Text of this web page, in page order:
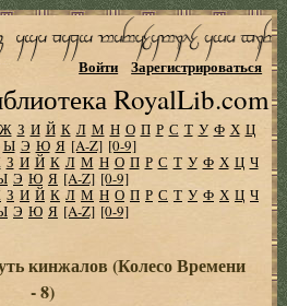
RoyalLib.com
Войти Зарегистрироваться
Ж З И Й К Л М Н О П Р С Т У Ф Х Ц
Ы Э Ю Я [A-Z] [0-9]
З И Й К Л М Н О П Р С Т У Ф Х Ц Ч
Э Ю Я [A-Z] [0-9]
З И Й К Л М Н О П Р С Т У Ф Х Ц Ч
Э Ю Я [A-Z] [0-9]
кинжалов (Колесо Времени
- 8)